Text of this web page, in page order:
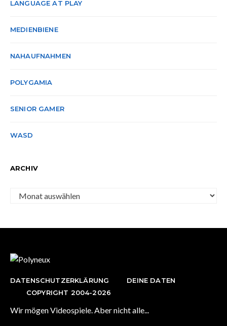
LANGUAGE AT PLAY
MEDIENBIENE
NAHAUFNAHMEN
POLYGAMIA
SENIOR GAMER
WASD
ARCHIV
Archiv
DATENSCHUTZERKLÄRUNG
DEINE DATEN
COPYRIGHT 2004-2026
Wir mögen Videospiele. Aber nicht alle...